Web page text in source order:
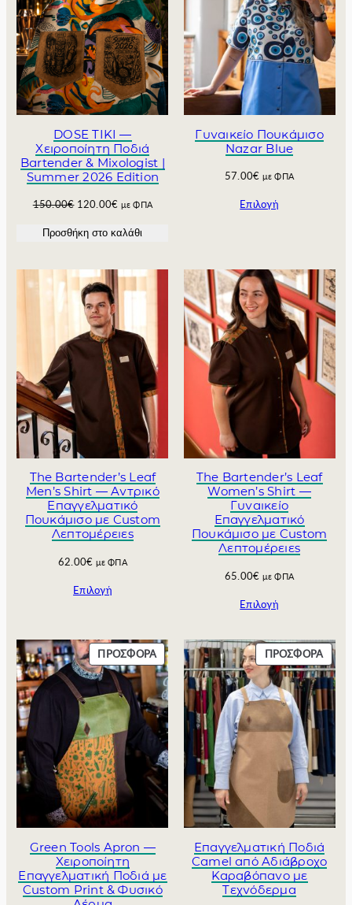
a
t
e
s
t
Ό
Ν
Σ
Ε
Π
Ρ
Ο
Σ
Ρ
Ά
DOSE TIKI —
Χειροποίητη Ποδιά
Bartender & Mixologist |
Summer 2026 Edition
150.00€ O
i
r
w
:
1
5
0
.
0
€
120.00€Η
ρ
χ
α
ι
ή
ε
ί
ν
α
ι
:
1
2
0
0
με ΦΠΑ
Προσθήκη στο καλάθι
Γυναικείο Πουκάμισο
Nazar Blue
57.00€ με ΦΠΑ
Επιλογή
The Bartender’s Leaf
Men’s Shirt — Αντρικό
Επαγγελματικό
Πουκάμισο με Custom
Λεπτομέρειες
62.00€ με ΦΠΑ
Επιλογή
The Bartender’s Leaf
Women’s Shirt —
Γυναικείο
Επαγγελματικό
Πουκάμισο με Custom
Λεπτομέρειες
65.00€ με ΦΠΑ
Επιλογή
ΠΡΟΣΦΟΡΆΠ
Ρ
Ο
Ϊ
Ό
Ν
Ε
Π
Ρ
Ο
Σ
Ρ
Ά
Green Tools Apron —
Χειροποίητη
Επαγγελματική Ποδιά με
Custom Print & Φυσικό
ΠΡΟΣΦΟΡΆΠ
Ρ
Ο
Ό
Π
Ρ
Ο
Σ
Φ
Ο
Επαγγελματική Ποδιά
Camel από Αδιάβροχο
Καραβόπανο με
Τεχνόδερμα